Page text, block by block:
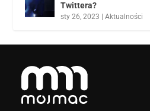
Twittera?
sty 26, 2023 |Aktualności